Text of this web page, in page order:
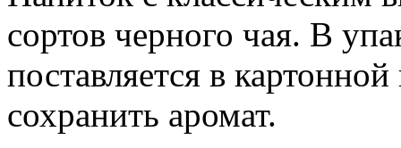
сортов черного чая. В
поставляется в
сохранить аромат.